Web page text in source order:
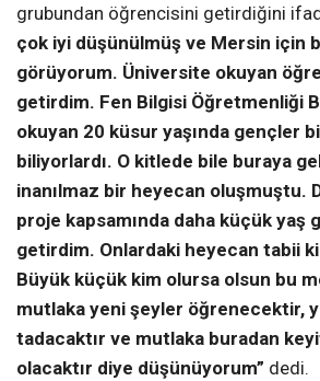
grubundan öğrencisini getirdiğini
çok iyi düşünülmüş ve Mersin için
görüyorum. Üniversite okuyan
getirdim. Fen Bilgisi Öğretmenliği
okuyan 20 küsur yaşında gençler
biliyorlardı. O kitlede bile buraya
inanılmaz bir heyecan oluşmuştu.
proje kapsamında daha küçük yaş
getirdim. Onlardaki heyecan tabii
Büyük küçük kim olursa olsun bu
mutlaka yeni şeyler öğrenecektir,
tadacaktır ve mutlaka buradan
olacaktır diye düşünüyorum” dedi.